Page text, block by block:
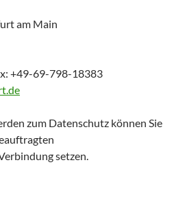
am Main
+49-69-798-18383
zum Datenschutz können Sie
setzen.